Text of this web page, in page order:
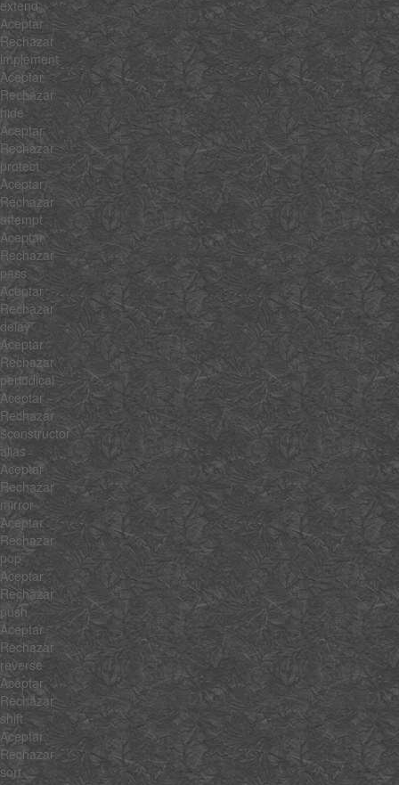
extend
Aceptar
Rechazar
implement
Aceptar
Rechazar
hide
Aceptar
Rechazar
protect
Aceptar
Rechazar
attempt
Aceptar
Rechazar
pass
Aceptar
Rechazar
delay
Aceptar
Rechazar
periodical
Aceptar
Rechazar
$constructor
alias
Aceptar
Rechazar
mirror
Aceptar
Rechazar
pop
Aceptar
Rechazar
push
Aceptar
Rechazar
reverse
Aceptar
Rechazar
shift
Aceptar
Rechazar
sort